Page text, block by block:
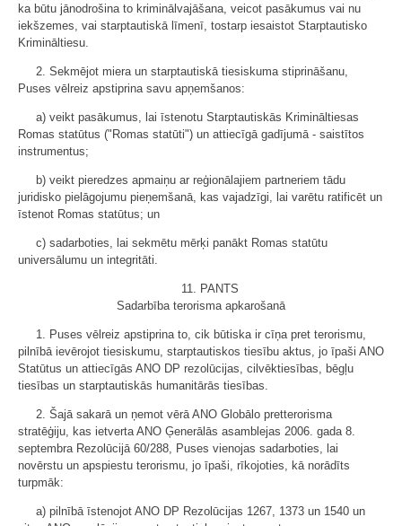
ka būtu jānodrošina to kriminālvajāšana, veicot pasākumus vai nu
iekšzemes, vai starptautiskā līmenī, tostarp iesaistot Starptautisko
Krimināltiesu.
2. Sekmējot miera un starptautiskā tiesiskuma stiprināšanu,
Puses vēlreiz apstiprina savu apņemšanos:
a) veikt pasākumus, lai īstenotu Starptautiskās Krimināltiesas
Romas statūtus ("Romas statūti") un attiecīgā gadījumā - saistītos
instrumentus;
b) veikt pieredzes apmaiņu ar reģionālajiem partneriem tādu
juridisko pielāgojumu pieņemšanā, kas vajadzīgi, lai varētu ratificēt un
īstenot Romas statūtus; un
c) sadarboties, lai sekmētu mērķi panākt Romas statūtu
universālumu un integritāti.
11. PANTS
Sadarbība terorisma apkarošanā
1. Puses vēlreiz apstiprina to, cik būtiska ir cīņa pret terorismu,
pilnībā ievērojot tiesiskumu, starptautiskos tiesību aktus, jo īpaši ANO
Statūtus un attiecīgās ANO DP rezolūcijas, cilvēktiesības, bēgļu
tiesības un starptautiskās humanitārās tiesības.
2. Šajā sakarā un ņemot vērā ANO Globālo pretterorisma
stratēģiju, kas ietverta ANO Ģenerālās asamblejas 2006. gada 8.
septembra Rezolūcijā 60/288, Puses vienojas sadarboties, lai
novērstu un apspiestu terorismu, jo īpaši, rīkojoties, kā norādīts
turpmāk:
a) pilnībā īstenojot ANO DP Rezolūcijas 1267, 1373 un 1540 un